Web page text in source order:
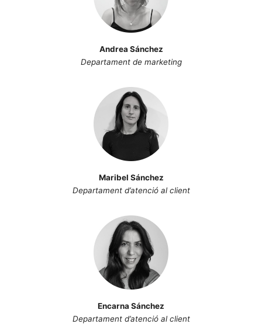
Andrea Sánchez
Departament de marketing
Maribel Sánchez
Departament d’atenció al client
Encarna Sánchez
Departament d’atenció al client